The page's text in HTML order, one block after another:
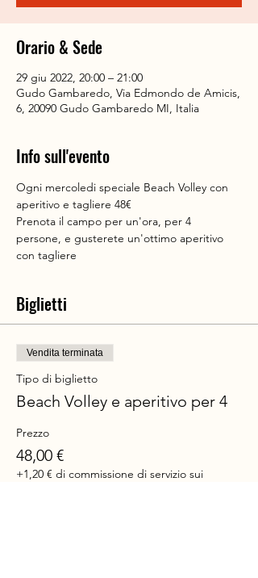
Orario & Sede
29 giu 2022, 20:00 – 21:00
Gudo Gambaredo, Via Edmondo de Amicis,
6, 20090 Gudo Gambaredo MI, Italia
Info sull'evento
Ogni mercoledi speciale Beach Volley con
aperitivo e tagliere 48€
Prenota il campo per un'ora, per 4
persone, e gusterete un'ottimo aperitivo
con tagliere
Biglietti
Vendita terminata
Tipo di biglietto
Beach Volley e aperitivo per 4
Prezzo
48,00 €
+1,20 € di commissione di servizio sui